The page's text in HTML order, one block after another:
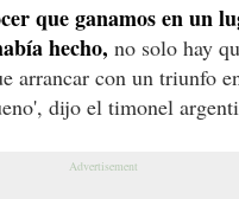
que ganamos en un
hecho, no solo hay
arrancar con un triunfo
dijo el timonel